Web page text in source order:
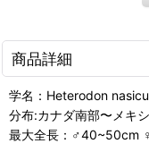
商品詳細
学名：Heterodon
分布:カナダ南部〜メキ
最大全長：